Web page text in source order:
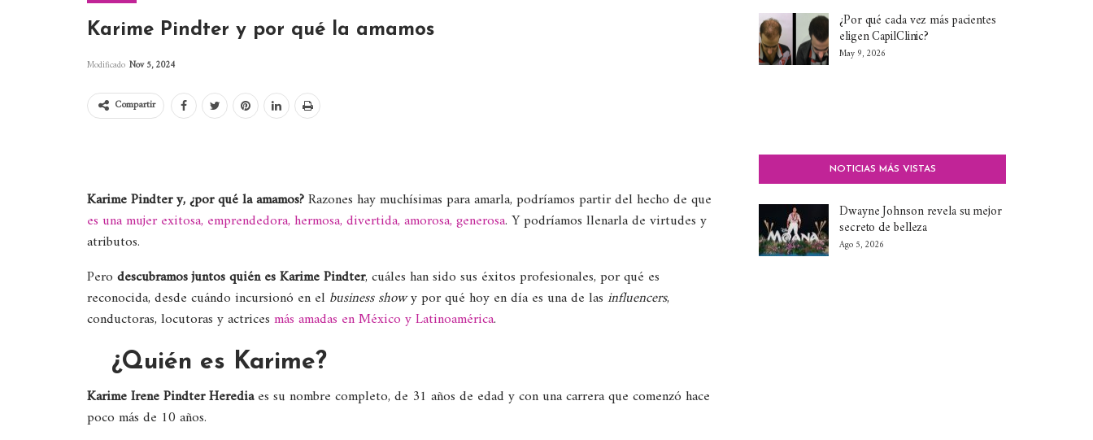
Karime Pindter y por qué la amamos
Modificado Nov 5, 2024
Compartir
Karime Pindter y, ¿por qué la amamos?Razones hay muchísimas para amarla, podríamos partir del hecho de que
es una mujer exitosa, emprendedora, hermosa, divertida, amorosa, generosa. Y podríamos llenarla de virtudes y
atributos.
Pero descubramos juntos quién es Karime Pindter, cuáles han sido sus éxitos profesionales, por qué es
reconocida, desde cuándo incursionó en el business showy por qué hoy en día es una de las influencers,
conductoras, locutoras y actrices más amadas en México y Latinoamérica.
¿Quién es Karime?
Karime Irene Pindter Herediaes su nombre completo, de 31 años de edad y con una carrera que comenzó hace
poco más de 10 años.
¿Por qué cada vez más pacientes
eligen CapilClinic?
May 9, 2026
NOTICIAS MÁS VISTAS
Dwayne Johnson revela su mejor
secreto de belleza
Ago 5, 2026